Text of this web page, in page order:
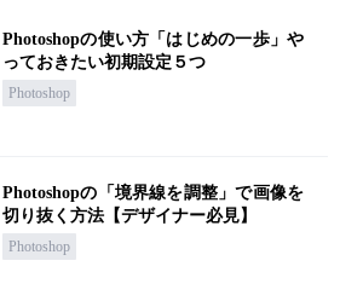
Photoshopの使い方「はじめの一歩」や
っておきたい初期設定５つ
Photoshop
Photoshopの「境界線を調整」で画像を
切り抜く方法【デザイナー必見】
Photoshop